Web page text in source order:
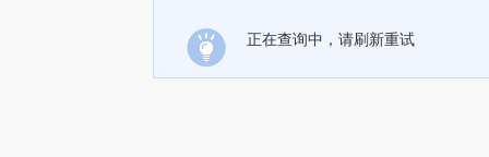
正在查询中，请刷新重试